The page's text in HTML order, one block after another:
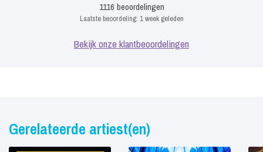
1116 beoordelingen
Laatste beoordeling: 1 week geleden
Bekijk onze klantbeoordelingen
Gerelateerde artiest(en)